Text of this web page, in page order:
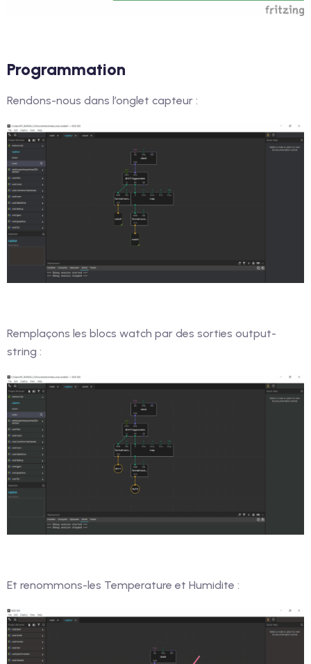
Programmation
Rendons-nous dans l’onglet capteur :
Remplaçons les blocs watch par des sorties output-
string :
Et renommons-les Temperature et Humidite :